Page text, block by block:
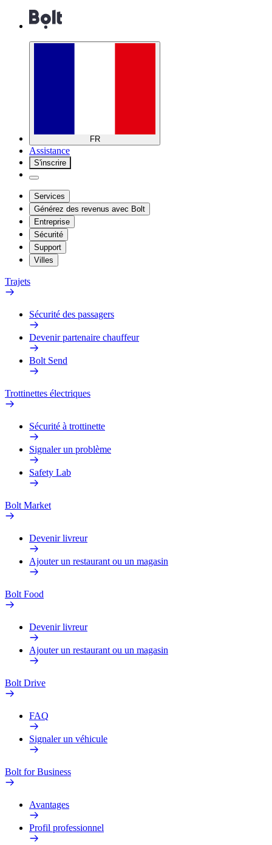
FR
Assistance
S'inscrire
Services
Générez des revenus avec Bolt
Entreprise
Sécurité
Support
Villes
Trajets
Sécurité des passagers
Devenir partenaire chauffeur
Bolt Send
Trottinettes électriques
Sécurité à trottinette
Signaler un problème
Safety Lab
Bolt Market
Devenir livreur
Ajouter un restaurant ou un magasin
Bolt Food
Devenir livreur
Ajouter un restaurant ou un magasin
Bolt Drive
FAQ
Signaler un véhicule
Bolt for Business
Avantages
Profil professionnel